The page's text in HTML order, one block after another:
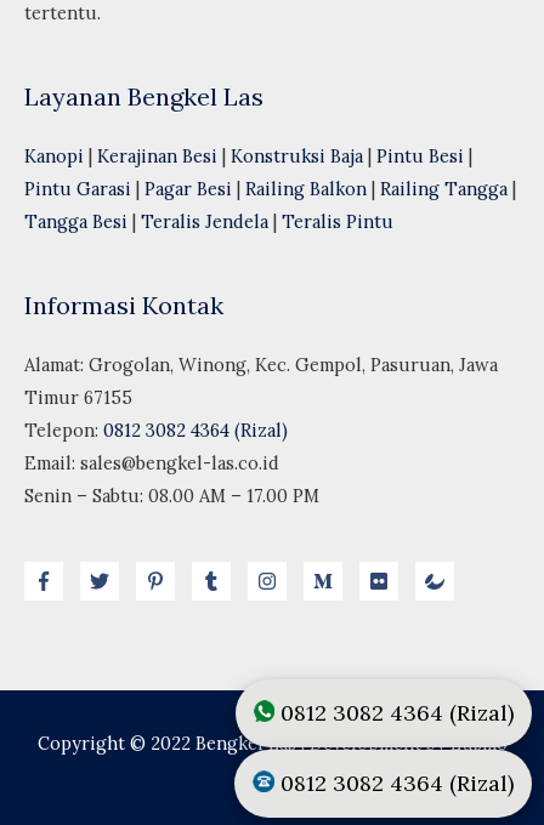
0812 3082 4364 (Rizal)
0812 3082 4364 (Rizal)
tertentu.
Layanan Bengkel Las
Kanopi Kerajinan Besi Konstruksi Baja Pintu Besi
Pintu Garasi
Pagar Besi Railing Balkon Railing Tangga
Tangga Besi
Teralis Jendela Teralis Pintu
Informasi Kontak
Alamat: Grogolan, Winong, Kec. Gempol, Pasuruan, Jawa
Timur 67155
Telepon: 0812 3082 4364 (Rizal)
Email: sales@bengkel-las.co.id
Senin – Sabtu: 08.00 AM – 17.00 PM
Copyright © 2022 Bengkel Las| Development by Lusmo
Digital